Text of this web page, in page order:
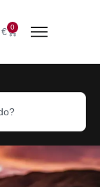
€ 0